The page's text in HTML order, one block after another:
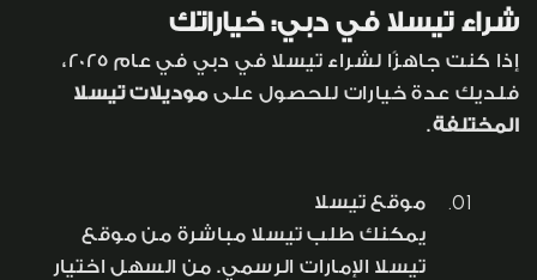
شراء تيسلا في دبي: خياراتك
إذا كنت جاهزًا لشراء تيسلا في دبي في عام 2025،
فلديك عدة خيارات للحصول علىموديلات تيسلا
المختلفة.
موقع تيسلا
يمكنك طلب تيسلا مباشرة من موقع
تيسلا الإمارات الرسمي. من السهل اختيار